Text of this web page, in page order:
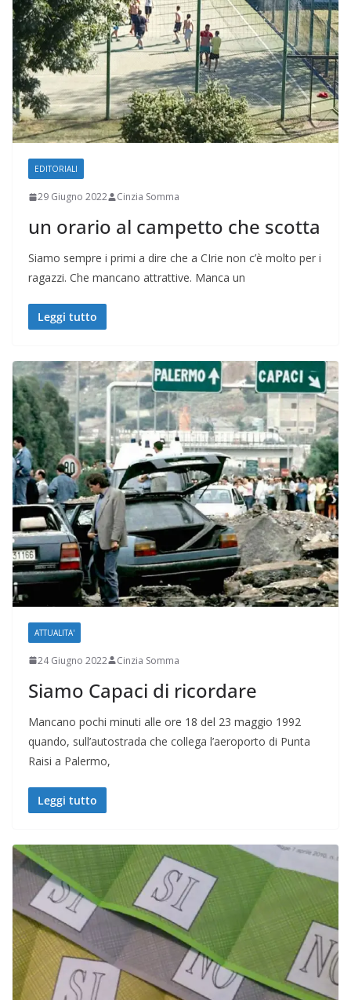
EDITORIALI
29 Giugno 2022 Cinzia Somma
un orario al campetto che scotta
Siamo sempre i primi a dire che a CIrie non c’è molto per i
ragazzi. Che mancano attrattive. Manca un
Leggi tutto
ATTUALITA'
24 Giugno 2022 Cinzia Somma
Siamo Capaci di ricordare
Mancano pochi minuti alle ore 18 del 23 maggio 1992
quando, sull’autostrada che collega l’aeroporto di Punta
Raisi a Palermo,
Leggi tutto